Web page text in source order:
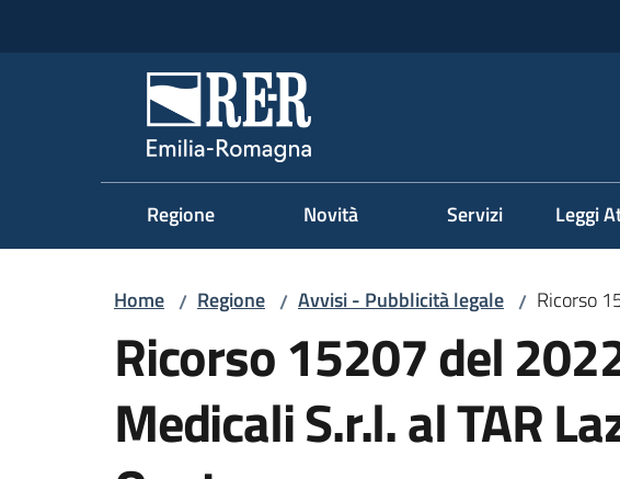
Regione Emilia-Romagna
Regione Novità Servizi Leggi
Home / Regione / Avvisi - Pubblicità legale / Ricorso
Ricorso 15207 del
Medicali S.r.l. al TAR